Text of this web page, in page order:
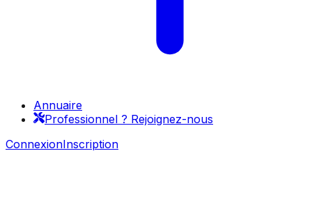
Annuaire
Professionnel ? Rejoignez-nous
ConnexionInscription